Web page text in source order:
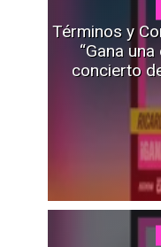
Términos y
“Gana
concierto